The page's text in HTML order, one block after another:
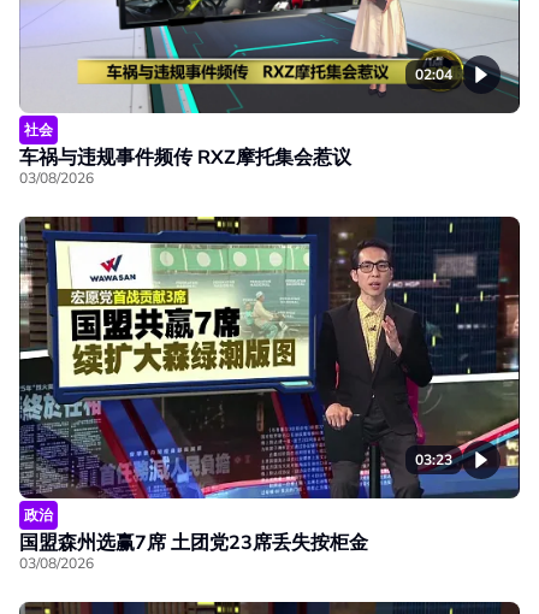
02:04
社会
车祸与违规事件频传 RXZ摩托集会惹议
03/08/2026
03:23
政治
国盟森州选赢7席 土团党23席丢失按柜金
03/08/2026